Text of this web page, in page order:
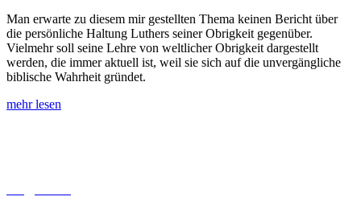
Man erwarte zu diesem mir gestellten Thema keinen Bericht über
die persönliche Haltung Luthers seiner Obrigkeit gegenüber.
Vielmehr soll seine Lehre von weltlicher Obrigkeit dargestellt
werden, die immer aktuell ist, weil sie sich auf die unvergängliche
biblische Wahrheit gründet.
mehr lesen